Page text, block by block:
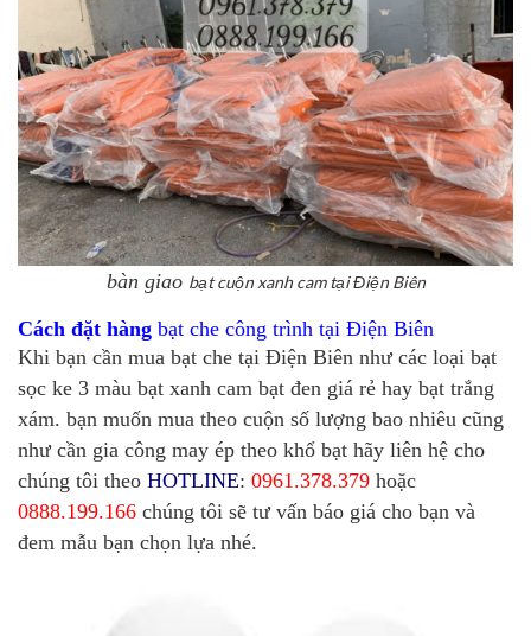
bàn giao bạt cuộn xanh cam tại Điện Biên
Cách đặt hàng bạt che công trình tại Điện Biên
Khi bạn cần mua bạt che tại Điện Biên như các loại bạt
sọc ke 3 màu bạt xanh cam bạt đen giá rẻ hay bạt trắng
xám. bạn muốn mua theo cuộn số lượng bao nhiêu cũng
như cần gia công may ép theo khổ bạt hãy liên hệ cho
chúng tôi theo HOTLINE: 0961.378.379 hoặc
0888.199.166 chúng tôi sẽ tư vấn báo giá cho bạn và
đem mẫu bạn chọn lựa nhé.